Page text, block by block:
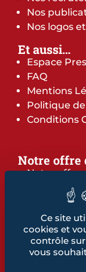
Nos
Nos logos
Et aussi…
Espace
FAQ
Mentions
Politique
Conditions
Notre offre
Notre offre
Notre offre
Notre
Les
Nos
Ce site
cookies et
contrôle
vous